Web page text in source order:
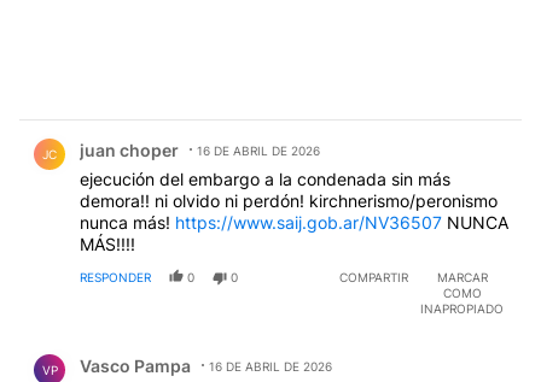
JC juan choper 16 DE ABRIL DE 2026
ejecución del embargo a la condenada sin más
demora!! ni olvido ni perdón! kirchnerismo/peronismo
nunca más! https://www.saij.gob.ar/NV36507 NUNCA
MÁS!!!!
RESPONDER 0 0 COMPARTIR
MARCAR
COMO
INAPROPIADO
VP Vasco Pampa 16 DE ABRIL DE 2026